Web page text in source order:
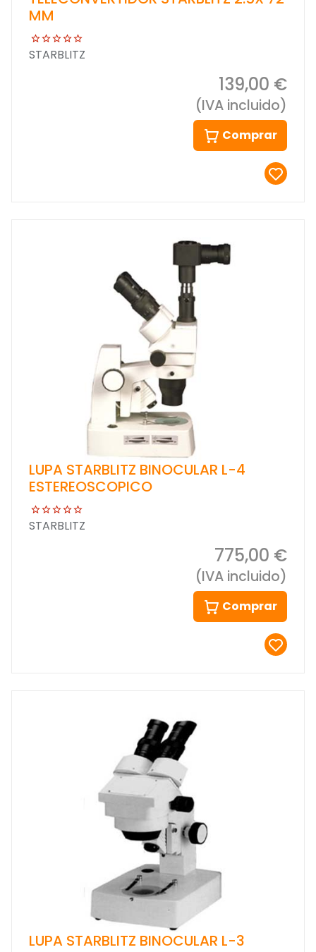
MM
STARBLITZ
139,00 €
(IVA incluido)
Comprar
LUPA STARBLITZ BINOCULAR L-4
ESTEREOSCOPICO
STARBLITZ
775,00 €
(IVA incluido)
Comprar
LUPA STARBLITZ BINOCULAR L-3